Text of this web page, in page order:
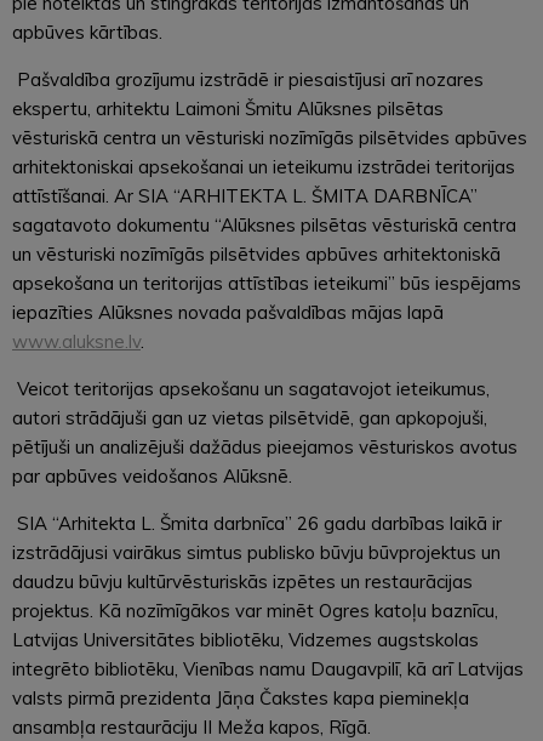
apbūves kārtības.
Pašvaldība grozījumu izstrādē ir piesaistījusi arī nozares
ekspertu, arhitektu Laimoni Šmitu Alūksnes pilsētas
vēsturiskā centra un vēsturiski nozīmīgās pilsētvides apbūves
arhitektoniskai apsekošanai un ieteikumu izstrādei teritorijas
attīstīšanai. Ar SIA “ARHITEKTA L. ŠMITA DARBNĪCA”
sagatavoto dokumentu “Alūksnes pilsētas vēsturiskā centra
un vēsturiski nozīmīgās pilsētvides apbūves arhitektoniskā
apsekošana un teritorijas attīstības ieteikumi” būs iespējams
iepazīties Alūksnes novada pašvaldības mājas lapā
www.aluksne.lv.
Veicot teritorijas apsekošanu un sagatavojot ieteikumus,
autori strādājuši gan uz vietas pilsētvidē, gan apkopojuši,
pētījuši un analizējuši dažādus pieejamos vēsturiskos avotus
par apbūves veidošanos Alūksnē.
SIA “Arhitekta L. Šmita darbnīca” 26 gadu darbības laikā ir
izstrādājusi vairākus simtus publisko būvju būvprojektus un
daudzu būvju kultūrvēsturiskās izpētes un restaurācijas
projektus. Kā nozīmīgākos var minēt Ogres katoļu baznīcu,
Latvijas Universitātes bibliotēku, Vidzemes augstskolas
integrēto bibliotēku, Vienības namu Daugavpilī, kā arī Latvijas
valsts pirmā prezidenta Jāņa Čakstes kapa pieminekļa
ansambļa restaurāciju II Meža kapos, Rīgā.